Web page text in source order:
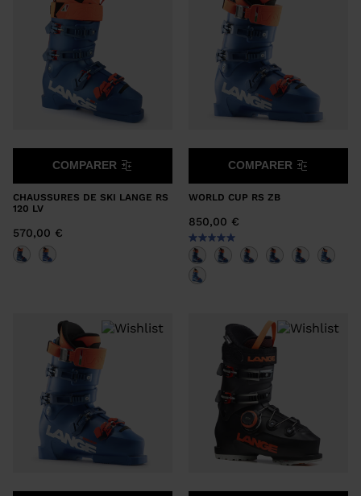
CHAUSSURES DE SKI LANGE RS
120 LV
570,00 €
COMPARER
WORLD CUP RS ZB
850,00 €
COMPARER